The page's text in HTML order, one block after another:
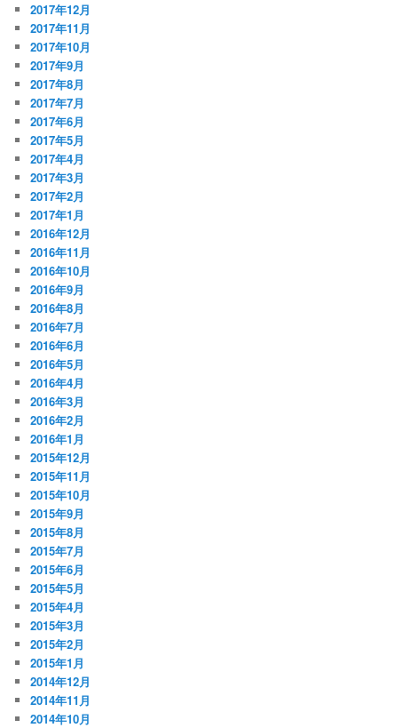
2017年12月
2017年11月
2017年10月
2017年9月
2017年8月
2017年7月
2017年6月
2017年5月
2017年4月
2017年3月
2017年2月
2017年1月
2016年12月
2016年11月
2016年10月
2016年9月
2016年8月
2016年7月
2016年6月
2016年5月
2016年4月
2016年3月
2016年2月
2016年1月
2015年12月
2015年11月
2015年10月
2015年9月
2015年8月
2015年7月
2015年6月
2015年5月
2015年4月
2015年3月
2015年2月
2015年1月
2014年12月
2014年11月
2014年10月